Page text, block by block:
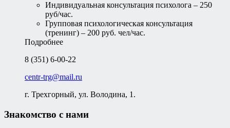
Индивидуальная консультация психолога – 250
руб/час.
Групповая психологическая консультация
(тренинг) – 200 руб. чел/час.
Подробнее
8 (351) 6-00-22
centr-trg@mail.ru
г. Трехгорный, ул. Володина, 1.
Знакомство с нами